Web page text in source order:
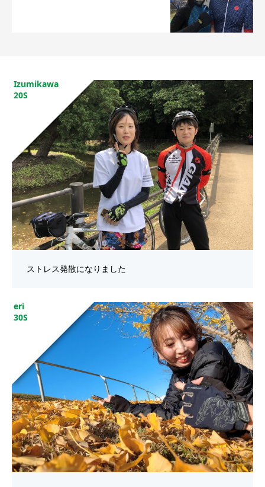
Izumikawa
20S
ストレス発散になりました
eri
30S